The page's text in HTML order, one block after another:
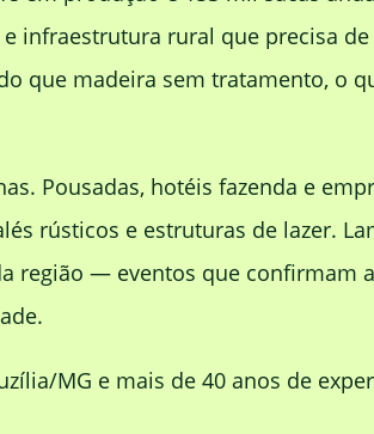
infraestrutura rural que precisa
que madeira sem tratamento, o
Pousadas, hotéis fazenda e
rústicos e estruturas de lazer.
região — eventos que confirmam
MG e mais de 40 anos de